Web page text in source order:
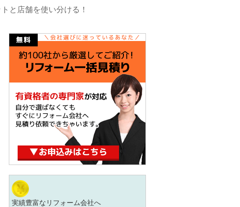
と店舗を使い分ける！
実績豊富なリフォーム会社へ